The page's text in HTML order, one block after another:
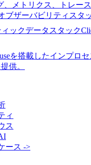
、メトリクス、トレー
ブザーバビリティスタッ
ックデータスタック
を搭載したインプロセ
供。
ィ
ス
ース ->